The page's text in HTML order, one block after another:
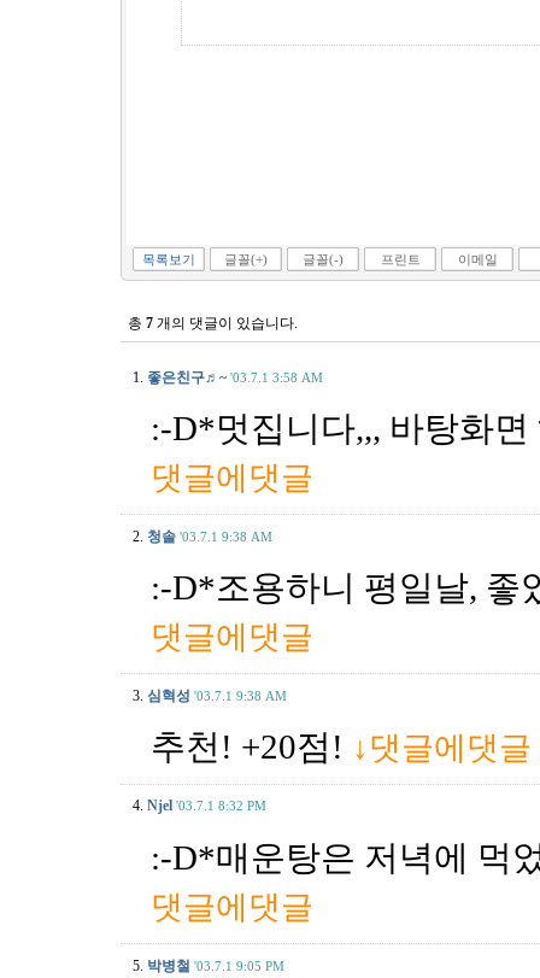
목록보기 글꼴(+) 글꼴(-) 프린트 이메일
총 7 개의 댓글이 있습니다.
1. 좋은친구♬~ '03.7.1 3:58 AM
:-D*멋집니다,,, 바탕화
댓글에댓글
2. 청솔 '03.7.1 9:38 AM
:-D*조용하니 평일날, 좋
댓글에댓글
3. 심혁성 '03.7.1 9:38 AM
추천! +20점! ↓댓글에댓글
4. Njel '03.7.1 8:32 PM
:-D*매운탕은 저녁에 먹
댓글에댓글
5. 박병철 '03.7.1 9:05 PM